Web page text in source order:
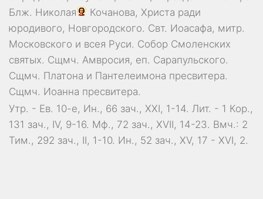
Блж. Николая
Кочанова, Христа ради
юродивого, Новгородского. Свт. Иоасафа, митр.
Московского и всея Руси. Собор Смоленских
святых. Сщмч. Амвросия, еп. Сарапульского.
Сщмч. Платона и Пантелеимона пресвитера.
Сщмч. Иоанна пресвитера.
Утр. - Ев. 10-е, Ин., 66 зач., XXI, 1-14. Лит. - 1 Кор.,
131 зач., IV, 9-16. Мф., 72 зач., XVII, 14-23. Вмч.: 2
Тим., 292 зач., II, 1-10. Ин., 52 зач., XV, 17 - XVI, 2.